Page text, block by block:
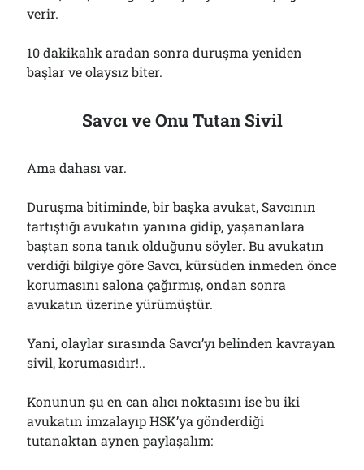
verir.
10 dakikalık aradan sonra duruşma yeniden
başlar ve olaysız biter.
Savcı ve Onu Tutan Sivil
Ama dahası var.
Duruşma bitiminde, bir başka avukat, Savcının
tartıştığı avukatın yanına gidip, yaşananlara
baştan sona tanık olduğunu söyler. Bu avukatın
verdiği bilgiye göre Savcı, kürsüden inmeden önce
korumasını salona çağırmış, ondan sonra
avukatın üzerine yürümüştür.
Yani, olaylar sırasında Savcı’yı belinden kavrayan
sivil, korumasıdır!..
Konunun şu en can alıcı noktasını ise bu iki
avukatın imzalayıp HSK’ya gönderdiği
tutanaktan aynen paylaşalım: